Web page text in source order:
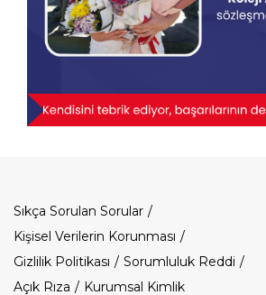
Dipnot
Sıkça Sorulan Sorular
Kişisel Verilerin Korunması
Gizlilik Politikası
Sorumluluk Reddi
Açık Rıza
Kurumsal Kimlik